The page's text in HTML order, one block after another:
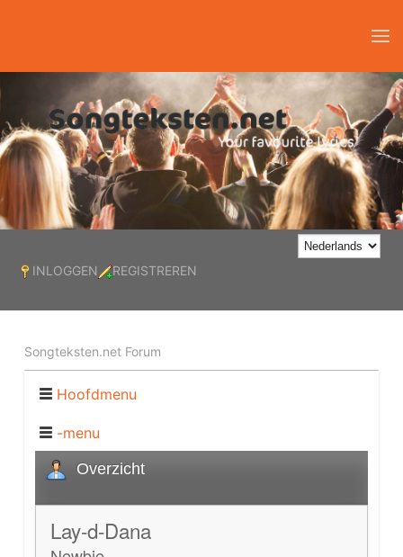
INLOGGEN REGISTREREN
Songteksten.net Forum
Hoofdmenu
-menu
Overzicht
Lay-d-Dana